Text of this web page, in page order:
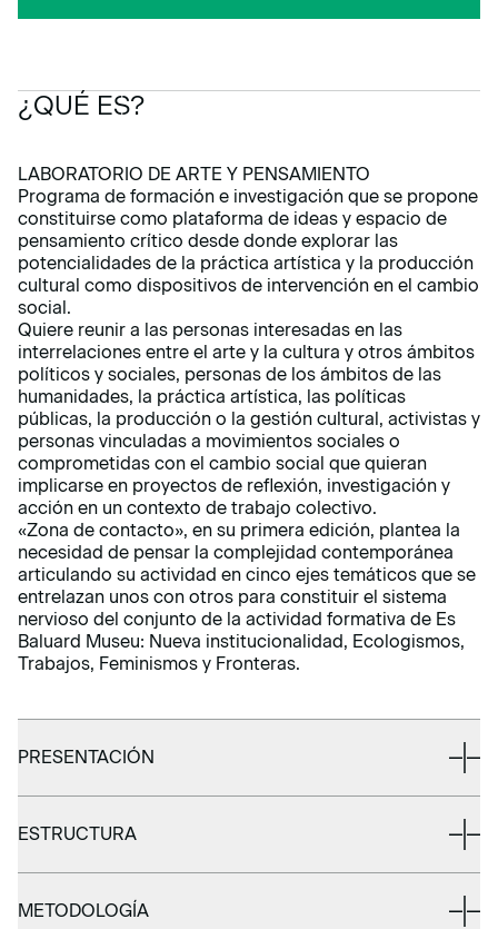
¿QUÉ ES?
LABORATORIO DE ARTE Y PENSAMIENTO
Programa de formación e investigación que se propone
constituirse como plataforma de ideas y espacio de
pensamiento crítico desde donde explorar las
potencialidades de la práctica artística y la producción
cultural como dispositivos de intervención en el cambio
social.
Quiere reunir a las personas interesadas en las
interrelaciones entre el arte y la cultura y otros ámbitos
políticos y sociales, personas de los ámbitos de las
humanidades, la práctica artística, las políticas
públicas, la producción o la gestión cultural, activistas y
personas vinculadas a movimientos sociales o
comprometidas con el cambio social que quieran
implicarse en proyectos de reflexión, investigación y
acción en un contexto de trabajo colectivo.
«Zona de contacto», en su primera edición, plantea la
necesidad de pensar la complejidad contemporánea
articulando su actividad en cinco ejes temáticos que se
entrelazan unos con otros para constituir el sistema
nervioso del conjunto de la actividad formativa de Es
Baluard Museu: Nueva institucionalidad, Ecologismos,
Trabajos, Feminismos y Fronteras.
PRESENTACIÓN
ESTRUCTURA
METODOLOGÍA